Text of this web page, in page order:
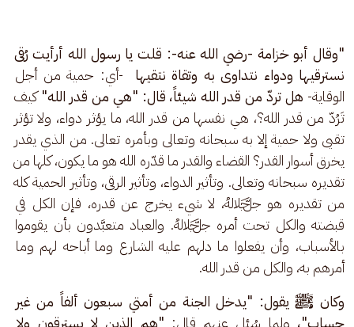
"وقال أبو خزامة -رضي الله عنه-: قلت يا رسول الله أرأيت رُقى
نسترقيها ودواء نتداوى به وتقاة نتقيها
-أي: حمية من أجل
الوقاية- هل تردّ من قدر الله شيئاً، قال: "هي من قدر الله" كيف
تَرُدّ من قدر الله؟، هي نفسها من قدر الله، ما يؤثر دواء، ولا تؤثر
تقيى ولا حمية إلا به سبحانه وتعالى وبأمره تعالى. من الذي يقدر
يخرق أسوار القدر؟ القضاء والقدر ما قدّره الله هو ما يكون، كلها من
تقديره سبحانه وتعالى. وتأثير الدواء، وتأثير الرقى، وتأثير الحمية كله
من تقديره هو ﷻ، لا شيء يخرج عن قدره، فإن الكل في
قبضته والكل تحت أمره ﷻ. والعباد متعبَّدون بأن يقوموا
بالأسباب، وأن يفعلوا ما دلهم عليه الشارع وما أباحه لهم وما
أمرهم به، والكل من قدر الله.
وكان ﷺ يقول: "يدخل الجنة من أمتي سبعون ألفاً من غير
حساب"، ولما سُئل عنهم قال: "هم الذين لا يسترقون ولا